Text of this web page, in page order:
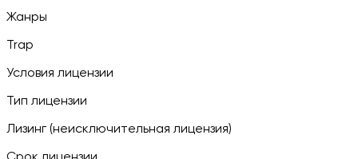
Жанры
Trap
Условия лицензии
Тип лицензии
Лизинг (неисключительная лицензия)